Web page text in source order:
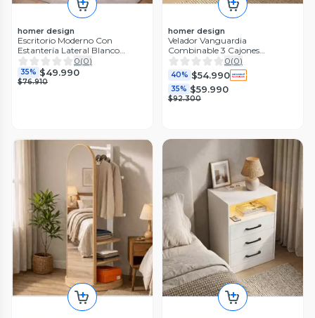
homer design
Escritorio Moderno Con
Estantería Lateral Blanco
120x86x40 Blanco
0(0)
35% $49.990
$76.910
homer design
Velador Vanguardia
Combinable 3 Cajones
45x70x34cm Melamina Mate
Balnco Entero
0(0)
40% $54.990
35% $59.990
$92.300